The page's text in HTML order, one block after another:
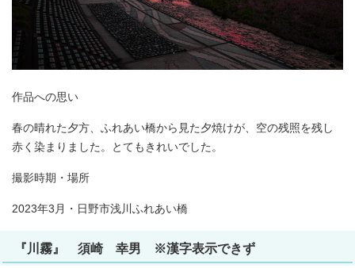
作品への思い
春の晴れた夕方、ふれあい橋から見た夕焼けが、空の残照を残し
赤く染まりました。とてもきれいでした。
撮影時期・場所
2023年3月・日野市浅川ふれあい橋
『川霧』 須崎 幸男 ※漢字表示できず